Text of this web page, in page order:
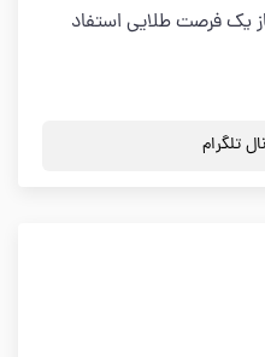
یک فرصت طلایی استفاد
تلگرام